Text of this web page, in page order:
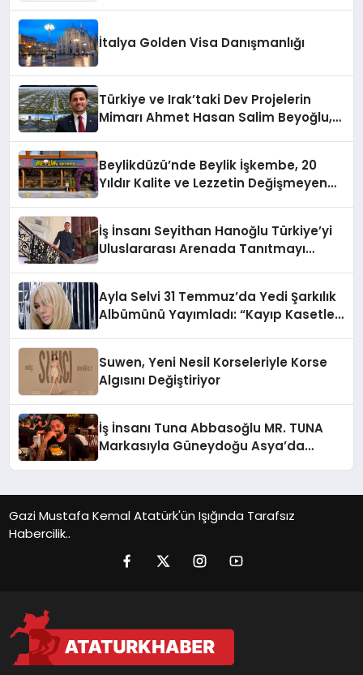
İtalya Golden Visa Danışmanlığı
Türkiye ve Irak’taki Dev Projelerin
Mimarı Ahmet Hasan Salim Beyoğlu,
Hayata Geçirecek
Beylikdüzü’nde Beylik İşkembe, 20
Yıldır Kalite ve Lezzetin Değişmeyen
İş İnsanı Seyithan Hanoğlu Türkiye’yi
Uluslararası Arenada Tanıtmayı
Ayla Selvi 31 Temmuz’da Yedi Şarkılık
Albümünü Yayımladı: “Kayıp Kasetler
Suwen, Yeni Nesil Korseleriyle Korse
Algısını Değiştiriyor
İş İnsanı Tuna Abbasoğlu MR. TUNA
Markasıyla Güneydoğu Asya’da
Gazi Mustafa Kemal Atatürk'ün Işığında Tarafsız
Habercilik..